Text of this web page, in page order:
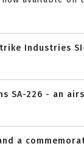
Industries
SA-226 - an
a